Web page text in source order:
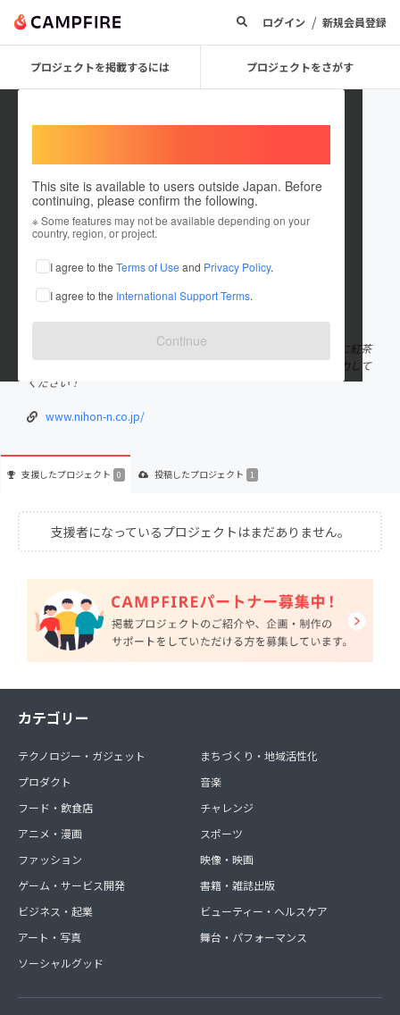
ログイン / 新規会員登録
プロジェクトを掲載するには プロジェクトをさがす
This site is available to users outside Japan. Before
continuing, please confirm the following.
※ Some features may not be available depending on your
country, region, or project.
I agree to the Terms of Use and Privacy Policy.
I agree to the International Support Terms.
Continue
tarutea
これまでに1件のプロジェクトを投稿しています
在住国：日本 現在地：静岡県
出身国：日本 出身地：静岡県
日本農産株式会社に勤め始めた新人です。 お茶大好きっ子で、特に紅茶
が好き。 可愛いハイジとユキの為に頑張りますので、良ければ協力して
ください！
www.nihon-n.co.jp/
支援したプロジェクト 0 投稿したプロジェクト 1
支援者になっているプロジェクトはまだありません。
カテゴリー
テクノロジー・ガジェット
プロダクト
フード・飲食店
アニメ・漫画
ファッション
ゲーム・サービス開発
ビジネス・起業
アート・写真
ソーシャルグッド
まちづくり・地域活性化
音楽
チャレンジ
スポーツ
映像・映画
書籍・雑誌出版
ビューティー・ヘルスケア
舞台・パフォーマンス